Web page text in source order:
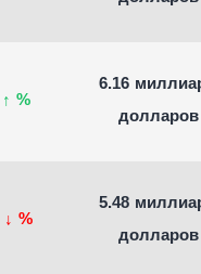
↑ %
6.16
долларов
↓ %
5.48
долларов